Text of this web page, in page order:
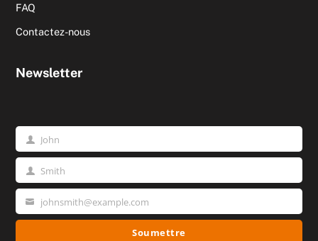
FAQ
Contactez-nous
Newsletter
PrénomJohn
Nom Smith
Votre
email
johnsmith@example.com
Soumettre